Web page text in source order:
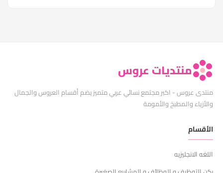
منتديات عروس
منتدى عروس - اكبر مجتمع نسائي عربي متميز يضم أقسام العروس والجمال
والأزياء والمطبخ والأمومة
الأقسام
اللغه الانجليزيه